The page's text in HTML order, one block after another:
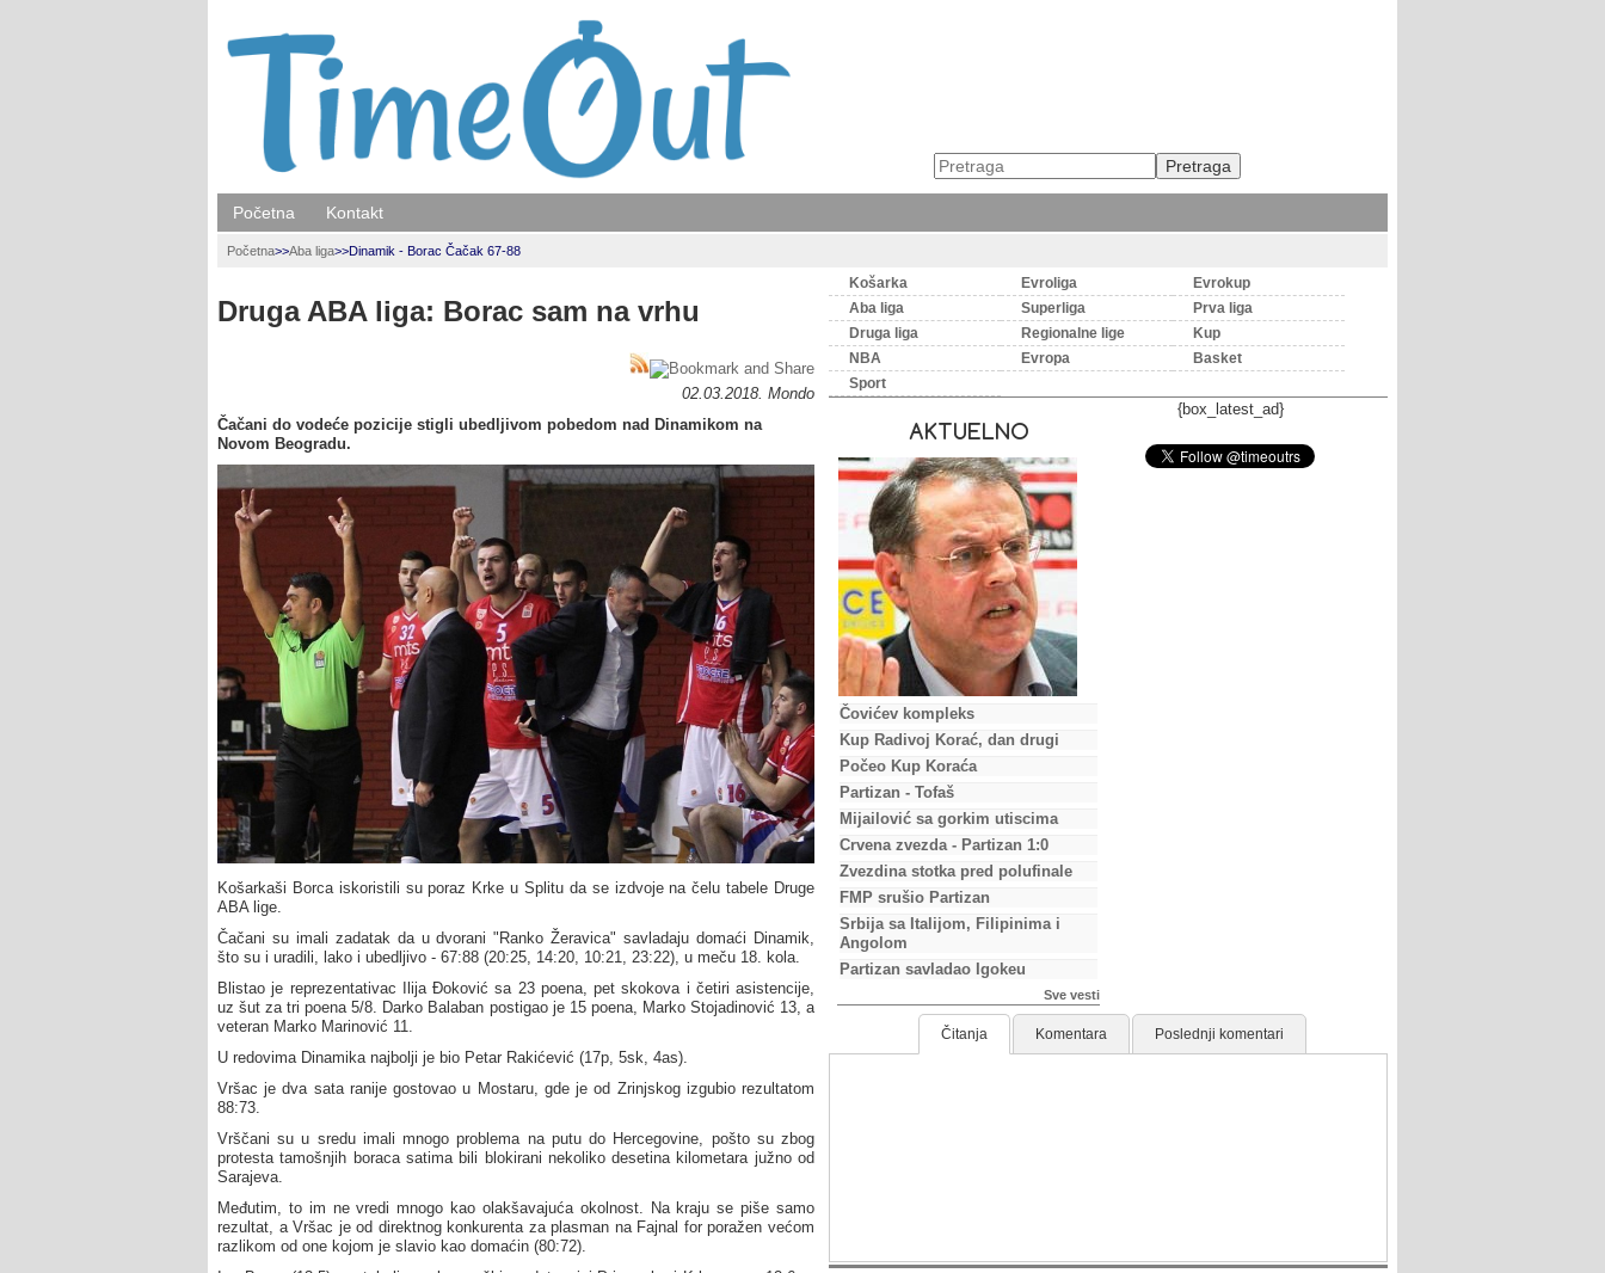
Početna Kontakt
Početna>>Aba liga>>Dinamik - Borac Čačak 67-88
Druga ABA liga: Borac sam na vrhu
02.03.2018. Mondo
Čačani do vodeće pozicije stigli ubedljivom pobedom nad Dinamikom na
Novom Beogradu.
Košarkaši Borca iskoristili su poraz Krke u Splitu da se izdvoje na čelu tabele Druge
ABA lige.
Čačani su imali zadatak da u dvorani "Ranko Žeravica" savladaju domaći Dinamik,
što su i uradili, lako i ubedljivo - 67:88 (20:25, 14:20, 10:21, 23:22), u meču 18. kola.
Blistao je reprezentativac Ilija Đoković sa 23 poena, pet skokova i četiri asistencije,
uz šut za tri poena 5/8. Darko Balaban postigao je 15 poena, Marko Stojadinović 13, a
veteran Marko Marinović 11.
U redovima Dinamika najbolji je bio Petar Rakićević (17p, 5sk, 4as).
Vršac je dva sata ranije gostovao u Mostaru, gde je od Zrinjskog izgubio rezultatom
88:73.
Vrščani su u sredu imali mnogo problema na putu do Hercegovine, pošto su zbog
protesta tamošnjih boraca satima bili blokirani nekoliko desetina kilometara južno od
Sarajeva.
Međutim, to im ne vredi mnogo kao olakšavajuća okolnost. Na kraju se piše samo
rezultat, a Vršac je od direktnog konkurenta za plasman na Fajnal for poražen većom
razlikom od one kojom je slavio kao domaćin (80:72).
Košarka Evroliga
Evrokup
Aba liga
Superliga
Prva liga
Druga liga
Regionalne lige
Kup
NBA
Evropa
Basket
Sport
AKTUELNO
Čovićev kompleks
Kup Radivoj Korać, dan drugi
Počeo Kup Koraća
Partizan - Tofaš
Mijailović sa gorkim utiscima
Crvena zvezda - Partizan 1:0
Zvezdina stotka pred polufinale
FMP srušio Partizan
Srbija sa Italijom, Filipinima i
Angolom
Partizan savladao Igokeu
Sve vesti
{box_latest_ad}
Čitanja Komentara Poslednji komentari